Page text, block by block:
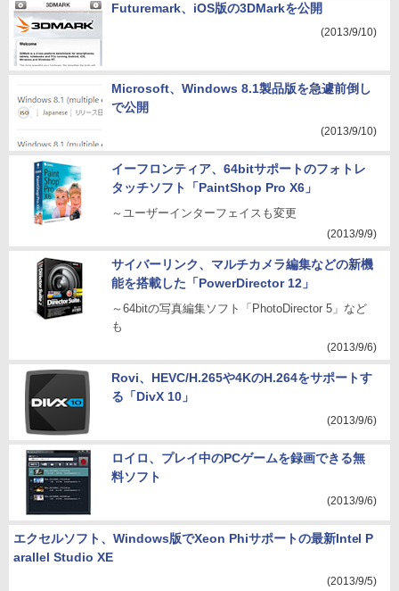
Futuremark、iOS版の3DMarkを公開
(2013/9/10)
Microsoft、Windows 8.1製品版を急遽前倒し
で公開
(2013/9/10)
イーフロンティア、64bitサポートのフォトレ
タッチソフト「PaintShop Pro X6」
～ユーザーインターフェイスも変更
(2013/9/9)
サイバーリンク、マルチカメラ編集などの新機
能を搭載した「PowerDirector 12」
～64bitの写真編集ソフト「PhotoDirector 5」など
も
(2013/9/6)
Rovi、HEVC/H.265や4KのH.264をサポートす
る「DivX 10」
(2013/9/6)
ロイロ、プレイ中のPCゲームを録画できる無
料ソフト
(2013/9/6)
エクセルソフト、Windows版でXeon Phiサポートの最新Intel P
arallel Studio XE
(2013/9/5)